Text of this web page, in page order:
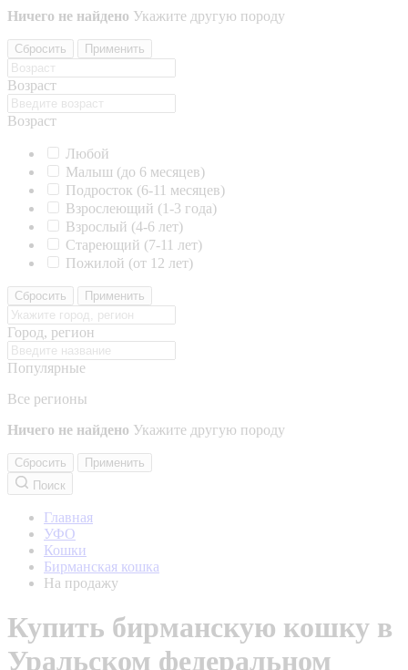
Ничего не найдено Укажите другую породу
Сбросить Применить
Возраст
Возраст
Любой
Малыш (до 6 месяцев)
Подросток (6-11 месяцев)
Взрослеющий (1-3 года)
Взрослый (4-6 лет)
Стареющий (7-11 лет)
Пожилой (от 12 лет)
Сбросить Применить
Город, регион
Популярные
Все регионы
Ничего не найдено Укажите другую породу
Сбросить
Применить
Поиск
Главная
УФО
Кошки
Бирманская кошка
На продажу
Купить бирманскую кошку в
Уральском федеральном